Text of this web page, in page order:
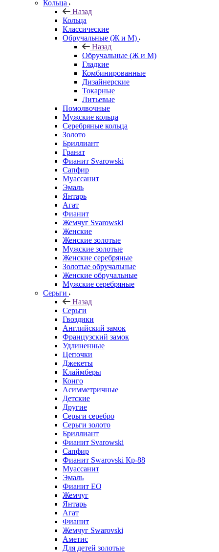
Кольца
Назад
Кольца
Классические
Обручальные (Ж и М)
Назад
Обручальные (Ж и М)
Гладкие
Комбинированные
Дизайнерские
Токарные
Литьевые
Помолвочные
Мужские кольца
Серебряные кольца
Золото
Бриллиант
Гранат
Фианит Svarowski
Сапфир
Муассанит
Эмаль
Янтарь
Агат
Фианит
Жемчуг Svarowski
Женские
Женские золотые
Мужские золотые
Женские серебряные
Золотые обручальные
Женские обручальные
Мужские серебряные
Серьги
Назад
Серьги
Гвоздики
Английский замок
Французский замок
Удлиненные
Цепочки
Джекеты
Клаймберы
Конго
Асимметричные
Детские
Другие
Серьги серебро
Серьги золото
Бриллиант
Фианит Svarowski
Сапфир
Фианит Swarovski Кр-88
Муассанит
Эмаль
Фианит EQ
Жемчуг
Янтарь
Агат
Фианит
Жемчуг Swarovski
Аметис
Для детей золотые